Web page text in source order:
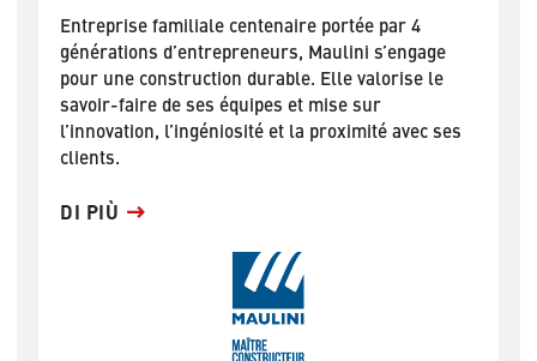
Entreprise familiale centenaire portée par 4
générations d’entrepreneurs, Maulini s’engage
pour une construction durable. Elle valorise le
savoir-faire de ses équipes et mise sur
l’innovation, l’ingéniosité et la proximité avec ses
clients.
DI PIÙ